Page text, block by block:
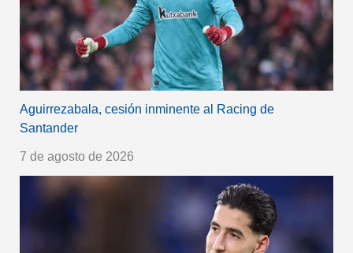
Aguirrezabala, cesión inminente al Racing de
Santander
7 de agosto de 2026